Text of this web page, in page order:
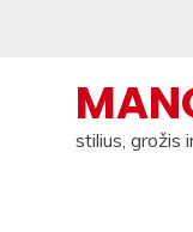
stilius, grožis